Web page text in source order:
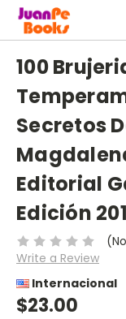
100
Secretos
Editorial
Edición
Write a Review
Internacional
$23.00